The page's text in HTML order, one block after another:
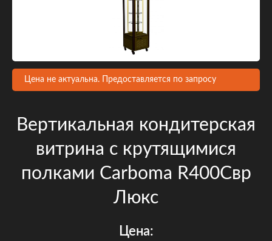
Цена не актуальна. Предоставляется по запросу
Вертикальная кондитерская
витрина с крутящимися
полками Carboma R400Свр
Люкс
Цена: